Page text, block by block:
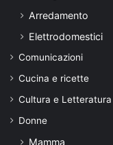
Arredamento
Elettrodomestici
Comunicazioni
Cucina e ricette
Cultura e Letteratura
Donne
Mamma